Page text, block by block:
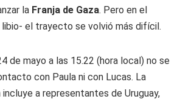
la Franja de Gaza. Pero en el
el trayecto se volvió más difícil.
de mayo a las 15.22 (hora local) no se
con Paula ni con Lucas. La
a representantes de Uruguay,